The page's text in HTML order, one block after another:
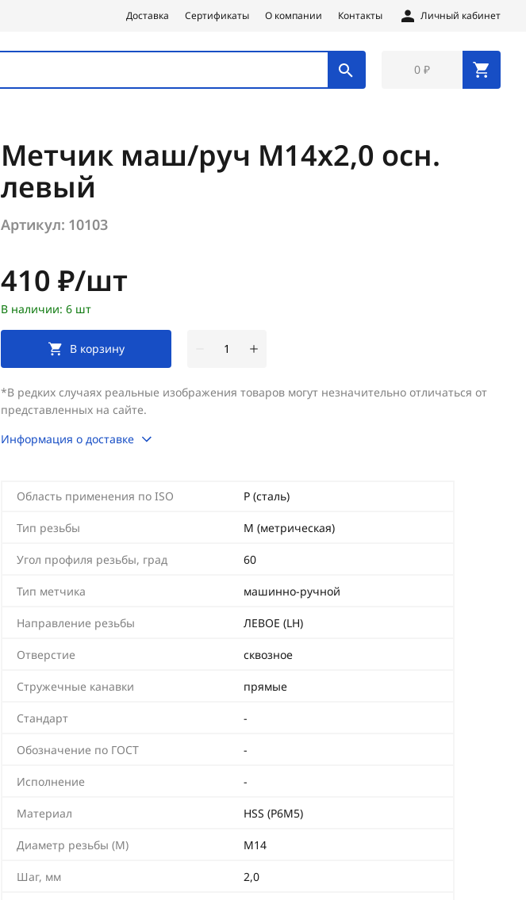
Доставка Сертификаты О компании Контакты Личный кабинет
0 ₽
Метчик маш/руч М14х2,0 осн.
левый
Артикул: 10103
Цена:
410 ₽/шт
В наличии: 6 шт
В корзину
*В редких случаях реальные изображения товаров могут незначительно отличаться от
представленных на сайте.
Информация о доставке
Область применения по ISO P (сталь)
Тип резьбы М (метрическая)
Угол профиля резьбы, град 60
Тип метчика машинно-ручной
Направление резьбы ЛЕВОЕ (LH)
Отверстие сквозное
Стружечные канавки прямые
Стандарт -
Обозначение по ГОСТ -
Исполнение -
Материал HSS (Р6М5)
Диаметр резьбы (М) М14
Шаг, мм 2,0